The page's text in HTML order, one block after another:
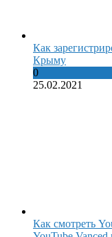
Как
Крыму
0
25.02.2021
Как смотреть